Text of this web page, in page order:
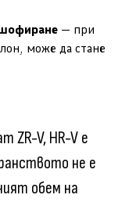
— при
може да стане
ZR-V, HR-V е
не е
обем на